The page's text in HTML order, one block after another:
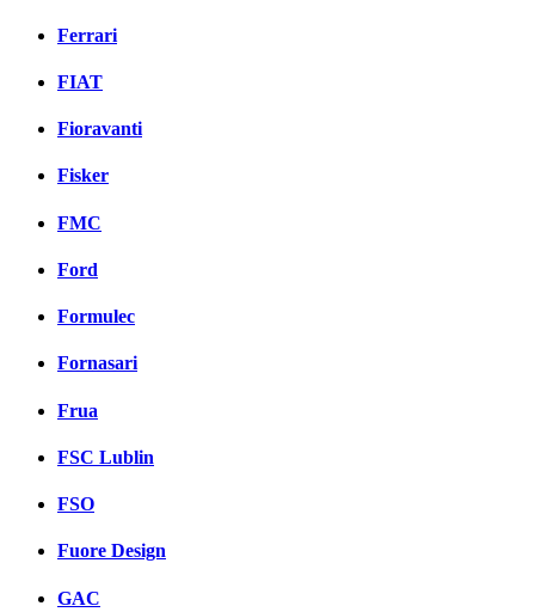
Ferrari
FIAT
Fioravanti
Fisker
FMC
Ford
Formulec
Fornasari
Frua
FSC Lublin
FSO
Fuore Design
GAC